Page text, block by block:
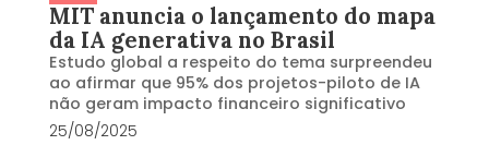
MIT anuncia o lançamento do mapa
da IA generativa no Brasil
Estudo global a respeito do tema surpreendeu
ao afirmar que 95% dos projetos-piloto de IA
não geram impacto financeiro significativo
25/08/2025